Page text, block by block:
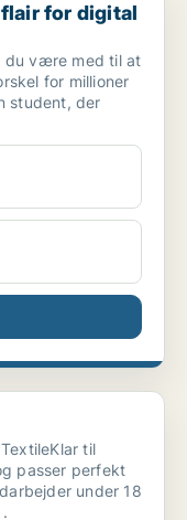
for digital
du være med til at
for millioner
student, der
til
passer perfekt
under 18